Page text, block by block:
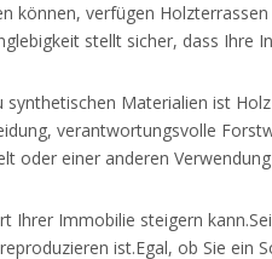
verfügen
stellt sicher, dass Ihre
Materialien ist
verantwortungsvolle
oder einer anderen
Immobilie steigern
ist.Egal, ob Sie